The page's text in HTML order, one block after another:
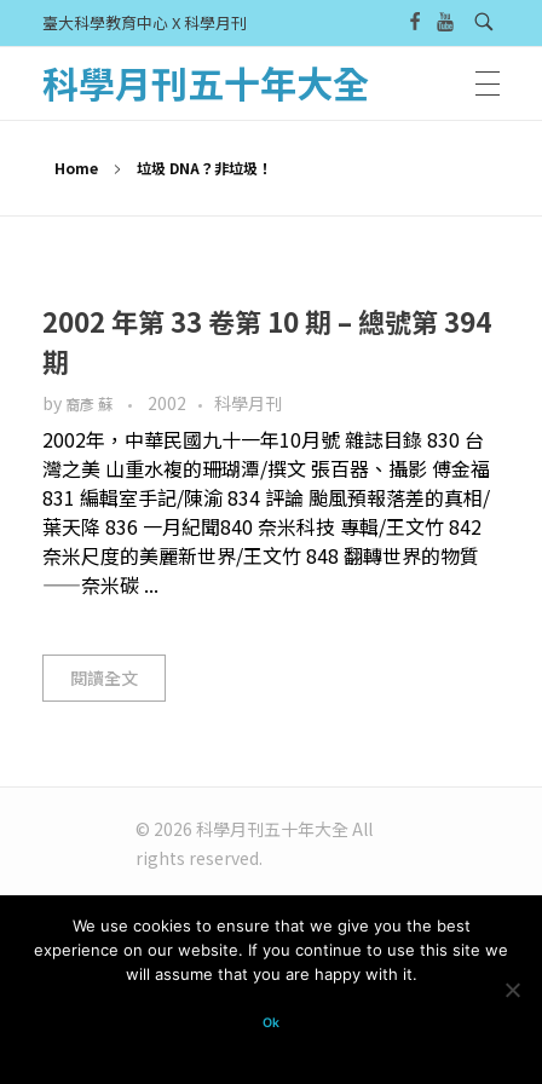
臺大科學教育中心 X 科學月刊
科學月刊五十年大全
Home 垃圾 DNA？非垃圾！
2002 年第 33 卷第 10 期 – 總號第 394
期
by 裔彥 蘇 2002 科學月刊
2002年，中華民國九十一年10月號 雜誌目錄 830 台
灣之美 山重水複的珊瑚潭/撰文 張百器、攝影 傅金福
831 編輯室手記/陳渝 834 評論 颱風預報落差的真相/
葉天降 836 一月紀聞840 奈米科技 專輯/王文竹 842
奈米尺度的美麗新世界/王文竹 848 翻轉世界的物質
——奈米碳 ...
閱讀全文
© 2026 科學月刊五十年大全 All
rights reserved.
We use cookies to ensure that we give you the best
experience on our website. If you continue to use this site we
will assume that you are happy with it.
Ok